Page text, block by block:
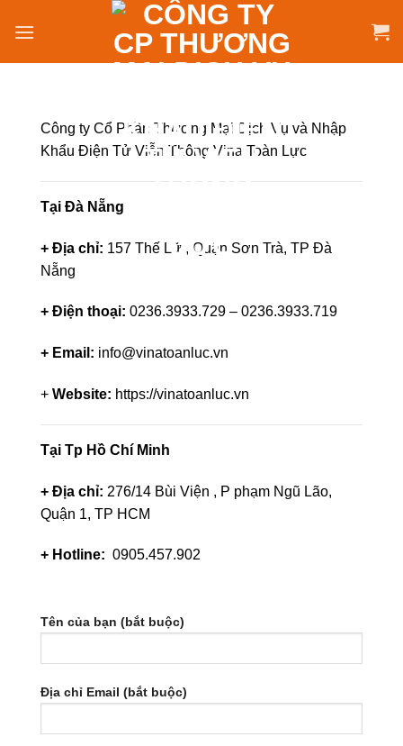
Công ty Cổ Phần Thương Mại Dịch Vụ và Nhập
Khẩu Điện Tử Viễn Thông Vina Toàn Lực
Tại Đà Nẵng
+ Địa chỉ: 157 Thế Lữ , Quận Sơn Trà, TP Đà
Nẵng
+ Điện thoại: 0236.3933.729 – 0236.3933.719
+ Email: info@vinatoanluc.vn
+ Website: https://vinatoanluc.vn
Tại Tp Hồ Chí Minh
+ Địa chỉ: 276/14 Bùi Viện , P phạm Ngũ Lão,
Quận 1, TP HCM
+ Hotline: 0905.457.902
Tên của bạn (bắt buộc)
Địa chỉ Email (bắt buộc)